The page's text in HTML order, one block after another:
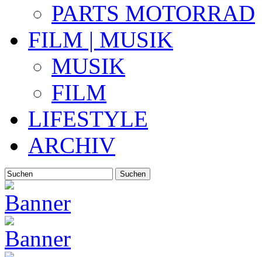
PARTS MOTORRAD
FILM | MUSIK
MUSIK
FILM
LIFESTYLE
ARCHIV
Suchen